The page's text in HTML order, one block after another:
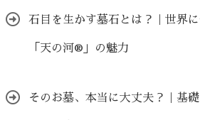
石目を生かす墓石とは？｜世界
「天の河®」の魅力
そのお墓、本当に大丈夫？｜基